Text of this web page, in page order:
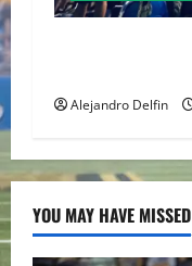
Alejandro Delfin
YOU MAY HAVE MISSED